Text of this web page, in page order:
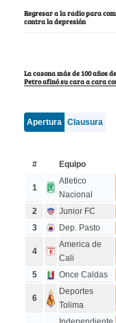
Regresar a la radio para
contra la depresión
La casona más de 100 años
Petro afinó su cara a cara
Apertura Clausura
#
Equipo
1
Atletico
Nacional
2 Junior FC
3
Dep. Pasto
4
America de
Cali
5 Once Caldas
6
Deportes
Tolima